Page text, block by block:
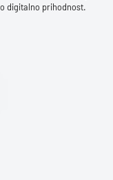
digitalno prihodnost.